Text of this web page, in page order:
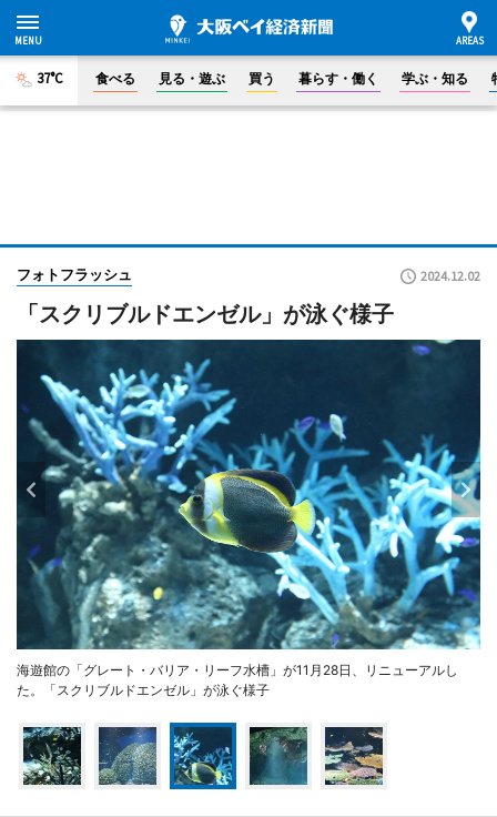
37°C 食べる 見る・遊ぶ 買う 暮らす・働く 学ぶ・知る
フォトフラッシュ 2024.12.02
「スクリブルドエンゼル」が泳ぐ様子
海遊館の「グレート・バリア・リーフ水槽」が11月28日、リニューアルし
た。「スクリブルドエンゼル」が泳ぐ様子